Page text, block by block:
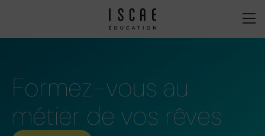
Formez-vous au
métier de vos rêves